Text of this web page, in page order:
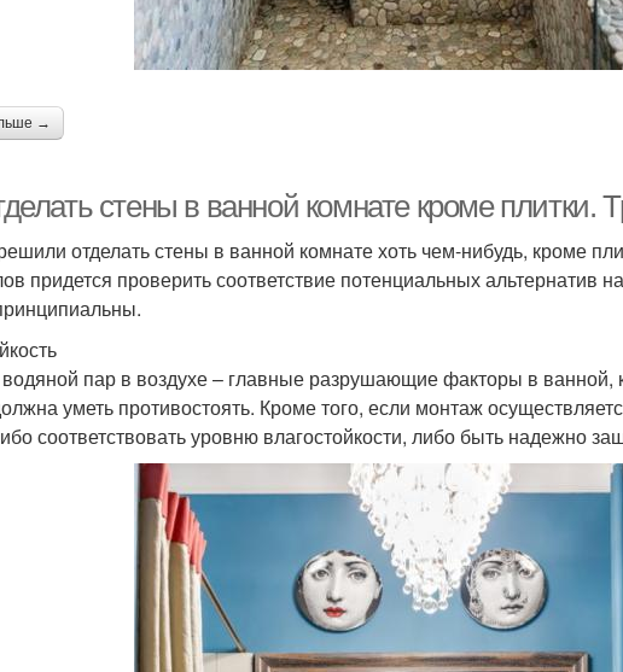
→
стены в ванной комнате кроме плитки.
отделать стены в ванной комнате хоть чем-нибудь, кроме
придется проверить соответствие потенциальных альтернатив
пар в воздухе – главные разрушающие факторы в
уметь противостоять. Кроме того, если монтаж
соответствовать уровню влагостойкости, либо быть надежно